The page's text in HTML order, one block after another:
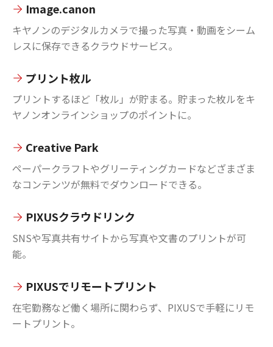
Image.canon
キヤノンのデジタルカメラで撮った写真・動画をシーム
レスに保存できるクラウドサービス。
プリント枚ル
プリントするほど「枚ル」が貯まる。貯まった枚ルをキ
ヤノンオンラインショップのポイントに。
Creative Park
ペーパークラフトやグリーティングカードなどざまざま
なコンテンツが無料でダウンロードできる。
PIXUSクラウドリンク
SNSや写真共有サイトから写真や文書のプリントが可
能。
PIXUSでリモートプリント
在宅勤務など働く場所に関わらず、PIXUSで手軽にリモ
ートプリント。